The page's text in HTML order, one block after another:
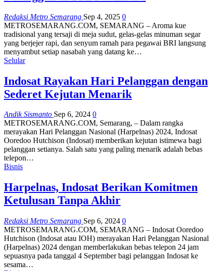
Redaksi Metro Semarang Sep 4, 2025 0
METROSEMARANG.COM, SEMARANG – Aroma kue
tradisional yang tersaji di meja sudut, gelas-gelas minuman segar
yang berjejer rapi, dan senyum ramah para pegawai BRI langsung
menyambut setiap nasabah yang datang ke…
Selular
Indosat Rayakan Hari Pelanggan dengan
Sederet Kejutan Menarik
Andik Sismanto Sep 6, 2024 0
METROSEMARANG.COM, Semarang, – Dalam rangka
merayakan Hari Pelanggan Nasional (Harpelnas) 2024, Indosat
Ooredoo Hutchison (Indosat) memberikan kejutan istimewa bagi
pelanggan setianya. Salah satu yang paling menarik adalah bebas
telepon…
Bisnis
Harpelnas, Indosat Berikan Komitmen
Ketulusan Tanpa Akhir
Redaksi Metro Semarang Sep 6, 2024 0
METROSEMARANG.COM, SEMARANG – Indosat Ooredoo
Hutchison (Indosat atau IOH) merayakan Hari Pelanggan Nasional
(Harpelnas) 2024 dengan memberlakukan bebas telepon 24 jam
sepuasnya pada tanggal 4 September bagi pelanggan Indosat ke
sesama…